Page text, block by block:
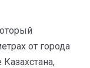
от города